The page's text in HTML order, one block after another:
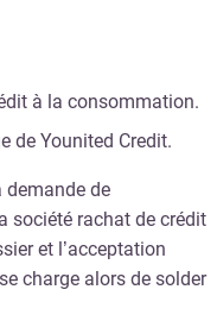
à la consommation.
de Younited Credit.
demande de
société rachat de crédit
et l’acceptation
charge alors de solder